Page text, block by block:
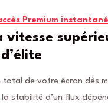
Premium
vitesse
total de votre écran dès
stabilité d’un flux